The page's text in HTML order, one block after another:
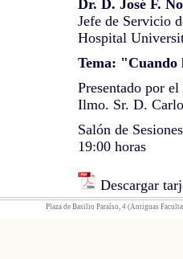
Dr. D. José F.
Jefe de Servicio
Hospital
Tema: "Cuando
Presentado por
Ilmo. Sr. D.
Salón de
19:00 horas
Descargar
Plaza de Basilio Paraíso, 4 (Antiguas